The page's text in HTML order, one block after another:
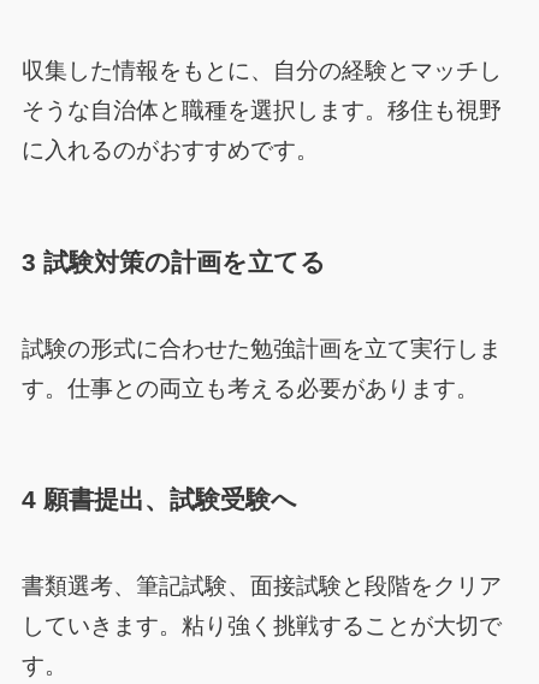
収集した情報をもとに、自分の経験とマッチし
そうな自治体と職種を選択します。移住も視野
に入れるのがおすすめです。
3 試験対策の計画を立てる
試験の形式に合わせた勉強計画を立て実行しま
す。仕事との両立も考える必要があります。
4 願書提出、試験受験へ
書類選考、筆記試験、面接試験と段階をクリア
していきます。粘り強く挑戦することが大切で
す。